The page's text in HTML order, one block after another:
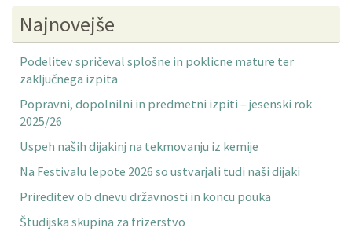
Najnovejše
Podelitev spričeval splošne in poklicne mature ter
zaključnega izpita
Popravni, dopolnilni in predmetni izpiti – jesenski rok
2025/26
Uspeh naših dijakinj na tekmovanju iz kemije
Na Festivalu lepote 2026 so ustvarjali tudi naši dijaki
Prireditev ob dnevu državnosti in koncu pouka
Študijska skupina za frizerstvo